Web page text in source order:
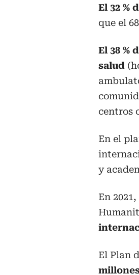
El 32 %
que el
El 38 %
salud
centros
En el
y
En
El Plan